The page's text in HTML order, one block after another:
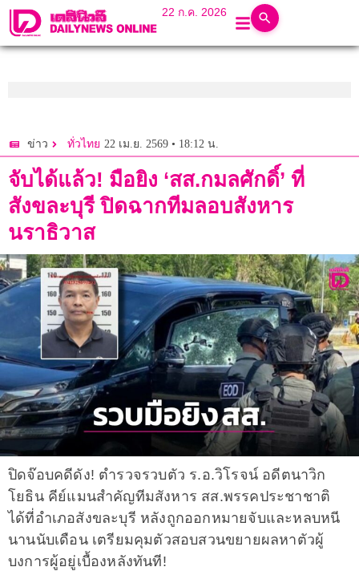
22 ก.ค. 2026
ข่าว ทั่วไทย 22 เม.ย. 2569 • 18:12 น.
จับได้แล้ว! มือยิง ‘สส.กมลศักดิ์’ ที่
สังขละบุรี ปิดฉากทีมลอบสังหาร
นราธิวาส
ปิดจ๊อบคดีดัง! ตำรวจรวบตัว ร.อ.วิโรจน์ อดีตนาวิก
โยธิน คีย์แมนสำคัญทีมสังหาร สส.พรรคประชาชาติ
ได้ที่อำเภอสังขละบุรี หลังถูกออกหมายจับและหลบหนี
นานนับเดือน เตรียมคุมตัวสอบสวนขยายผลหาตัวผู้
บงการผู้อยู่เบื้องหลังทันที!